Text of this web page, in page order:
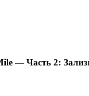
— Часть 2: